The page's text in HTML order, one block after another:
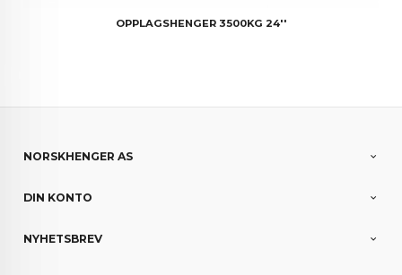
OPPLAGSHENGER 3500KG 24''
NORSKHENGER AS
DIN KONTO
NYHETSBREV